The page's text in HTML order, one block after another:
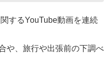
するYouTube動画を連続
や、旅行や出張前の下調べ